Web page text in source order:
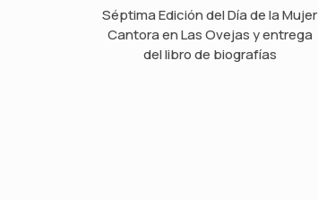
Séptima Edición del Día de la Mujer
Cantora en Las Ovejas y entrega
del libro de biografías